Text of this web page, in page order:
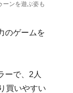
ーンを遊ぶ姿も
のゲームを
ーで、2人
買いやすい